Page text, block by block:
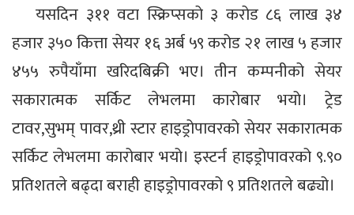
यसदिन ३११ वटा स्क्रिप्सको ३ करोड ८६ लाख ३४
हजार ३५० कित्ता सेयर १६ अर्ब ५९ करोड २१ लाख ५ हजार
४५५ रुपैयाँमा खरिदबिक्री भए। तीन कम्पनीको सेयर
सकारात्मक सर्किट लेभलमा कारोबार भयो। ट्रेड
टावर,सुभम् पावर,थ्री स्टार हाइड्रोपावरको सेयर सकारात्मक
सर्किट लेभलमा कारोबार भयो। इस्टर्न हाइड्रोपावरको ९.९०
प्रतिशतले बढ्दा बराही हाइड्रोपावरको ९ प्रतिशतले बढ्यो।